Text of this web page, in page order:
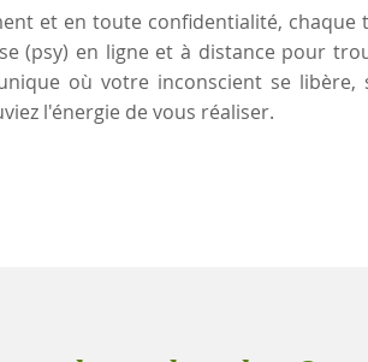
et en toute confidentialité, chaque
(psy) en ligne et à distance pour
où votre inconscient se libère,
l'énergie de vous réaliser.